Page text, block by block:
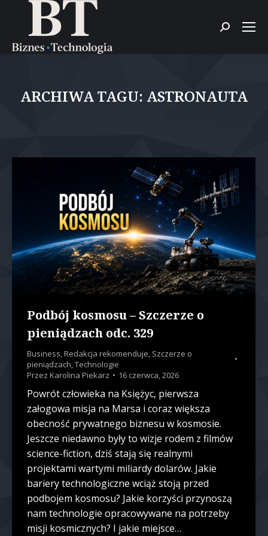
Szukaj:
ARCHIWA TAGU: ASTRONAUTA
Podbój kosmosu – Szczerze o
pieniądzach odc. 329
Business,Redakcja rekomenduje, Szczerze o
pieniądzach,Technologie
Przez Karolina Piekarz 16 czerwca, 2026
Powrót człowieka na Księżyc, pierwsza
załogowa misja na Marsa i coraz większa
obecność prywatnego biznesu w kosmosie.
Jeszcze niedawno były to wizje rodem z filmów
science-fiction, dziś stają się realnymi
projektami wartymi miliardy dolarów. Jakie
bariery technologiczne wciąż stoją przed
podbojem kosmosu? Jakie korzyści przynoszą
nam technologie opracowywane na potrzeby
misji kosmicznych? I jakie miejsce…